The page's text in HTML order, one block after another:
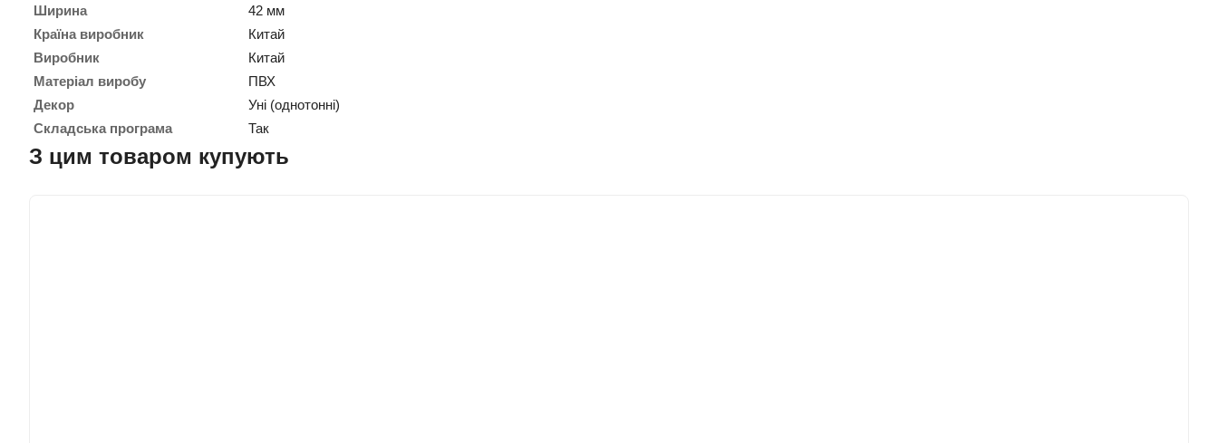
Ширина
42 мм
Країна виробник
Китай
Виробник
Китай
Матеріал виробу
ПВХ
Декор
Уні (однотонні)
Складська програма
Так
З цим товаром купують